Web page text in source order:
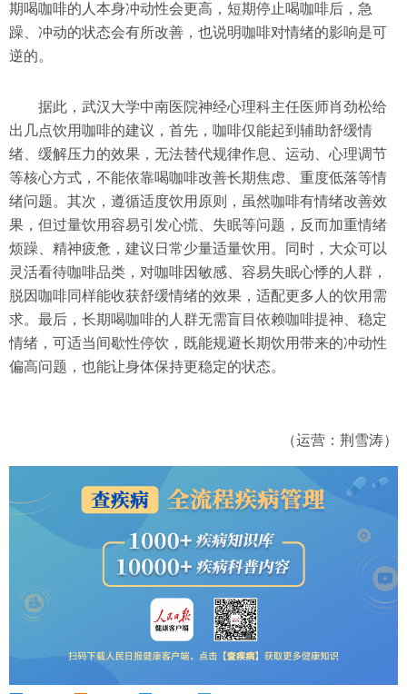
期喝咖啡的人本身冲动性会更高，短期停止喝咖啡后，急
躁、冲动的状态会有所改善，也说明咖啡对情绪的影响是可
逆的。
据此，武汉大学中南医院神经心理科主任医师肖劲松给
出几点饮用咖啡的建议，首先，咖啡仅能起到辅助舒缓情
绪、缓解压力的效果，无法替代规律作息、运动、心理调节
等核心方式，不能依靠喝咖啡改善长期焦虑、重度低落等情
绪问题。其次，遵循适度饮用原则，虽然咖啡有情绪改善效
果，但过量饮用容易引发心慌、失眠等问题，反而加重情绪
烦躁、精神疲惫，建议日常少量适量饮用。同时，大众可以
灵活看待咖啡品类，对咖啡因敏感、容易失眠心悸的人群，
脱因咖啡同样能收获舒缓情绪的效果，适配更多人的饮用需
求。最后，长期喝咖啡的人群无需盲目依赖咖啡提神、稳定
情绪，可适当间歇性停饮，既能规避长期饮用带来的冲动性
偏高问题，也能让身体保持更稳定的状态。
（运营：荆雪涛）